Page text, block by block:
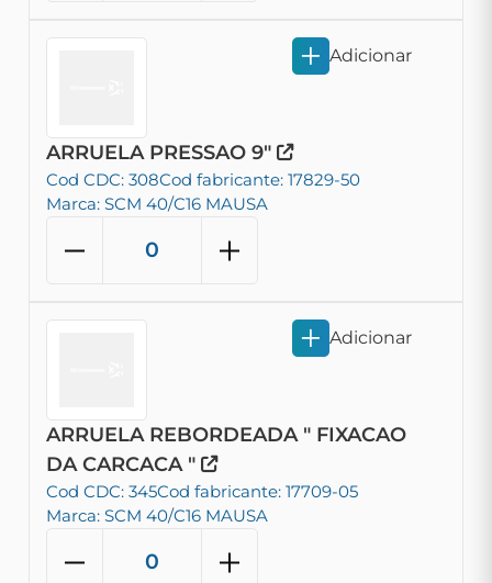
ARRUELA PRESSAO 9"
Cod CDC: 308Cod fabricante: 17829-50
Marca: SCM 40/C16 MAUSA
Adicionar
ARRUELA REBORDEADA " FIXACAO
DA CARCACA "
Cod CDC: 345Cod fabricante: 17709-05
Marca: SCM 40/C16 MAUSA
Adicionar